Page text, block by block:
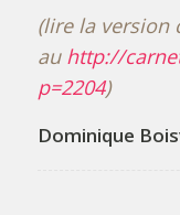
(lire la version
au http://
p=2204)
Dominique